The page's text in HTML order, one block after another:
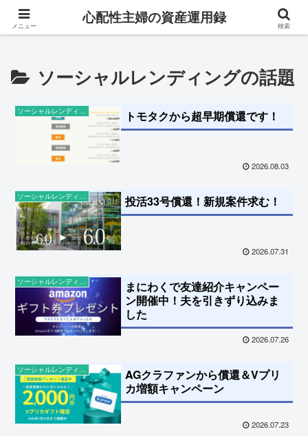
専業主婦が対人ストレス0・完全在宅でお金を稼ぐ成長ブログ
ソーシャルレンディングの話題
トモタクから超早期償還です！
2026.08.03
投活33号償還！新規案件求む！
2026.07.31
ソーシャルレンディングの話題
まにわくで友達紹介キャンペー
ン開催中！夫を引きずり込みま
した
2026.07.26
ソーシャルレンディングの話題
AGクラファンから償還＆Vプリ
カ増額キャンペーン
2026.07.23
メニュー 心配性主婦の資産運用録 検索